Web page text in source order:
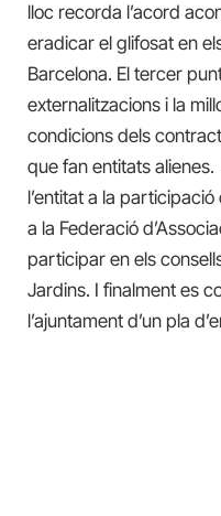
lloc recorda l’acord
eradicar el glifosat en
Barcelona. El tercer
externalitzacions i la
condicions dels
que fan entitats
l’entitat a la
a la Federació
participar en els
Jardins. I finalment es
l’ajuntament d’un pla